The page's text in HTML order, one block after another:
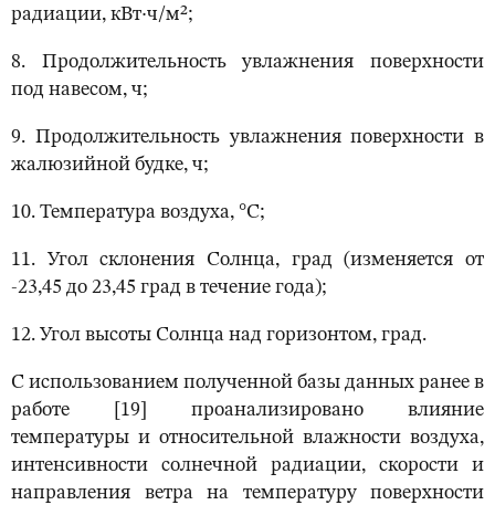
радиации, кВт·ч/м²;
8. Продолжительность увлажнения поверхности
под навесом, ч;
9. Продолжительность увлажнения поверхности в
жалюзийной будке, ч;
10. Температура воздуха, °С;
11. Угол склонения Солнца, град (изменяется от
-23,45 до 23,45 град в течение года);
12. Угол высоты Солнца над горизонтом, град.
С использованием полученной базы данных ранее в
работе [19] проанализировано влияние
температуры и относительной влажности воздуха,
интенсивности солнечной радиации, скорости и
направления ветра на температуру поверхности